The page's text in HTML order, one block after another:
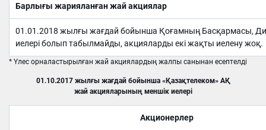
Барлығы жарияланған жай акциялар
01.01.2018 жылғы жағдай бойынша Қоғамның Басқармасы,
иелері болып табылмайды, акцияларды екі жақты иелену жоқ.
* Үлес орналастырылған жай акциялардың жалпы санынан есептелді
01.10.2017 жылғы жағдай бойынша «Қазақтелеком» АҚ
жай акцияларының меншік иелері
Акционерлер